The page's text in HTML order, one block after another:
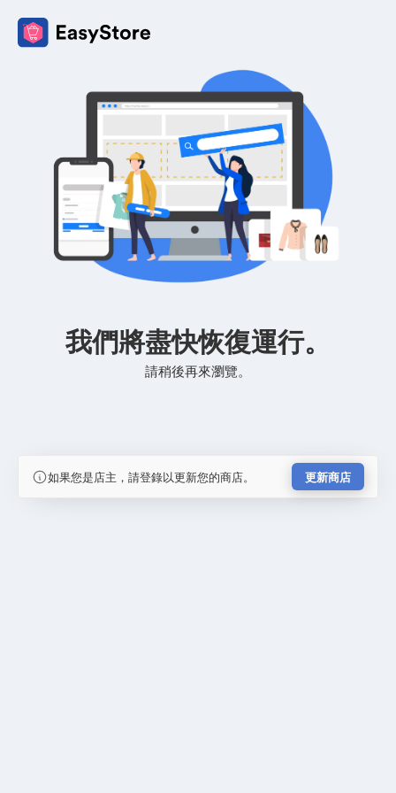
我們將盡快恢復運行。
請稍後再來瀏覽。
如果您是店主，請登錄以更新您的商店。 更新商店